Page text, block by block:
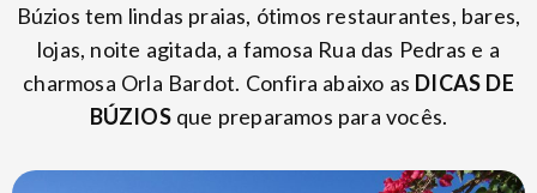
Búzios tem lindas praias, ótimos restaurantes, bares,
lojas, noite agitada, a famosa Rua das Pedras e a
charmosa Orla Bardot. Confira abaixo as DICAS DE
BÚZIOSque preparamos para vocês.